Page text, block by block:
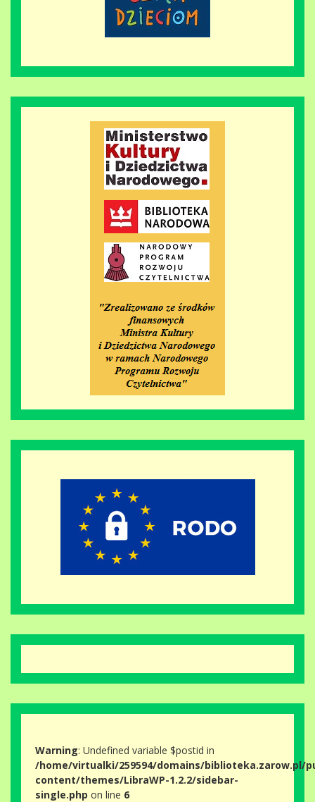
Warning: Undefined variable $postid in
/home/virtualki/259594/domains/biblioteka.zarow.pl/
content/themes/LibraWP-1.2.2/sidebar-
single.php on line 6